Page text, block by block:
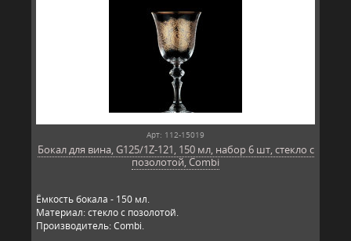
Арт: 112-15019
Бокал для вина, G125/1Z-121, 150 мл, набор 6 шт, стекло с
позолотой, Combi
Ёмкость бокала - 150 мл.
Материал: стекло с позолотой.
Производитель: Combi.